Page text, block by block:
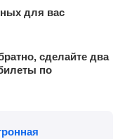
для вас
сделайте два
по